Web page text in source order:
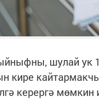
шулай
кире
керергә